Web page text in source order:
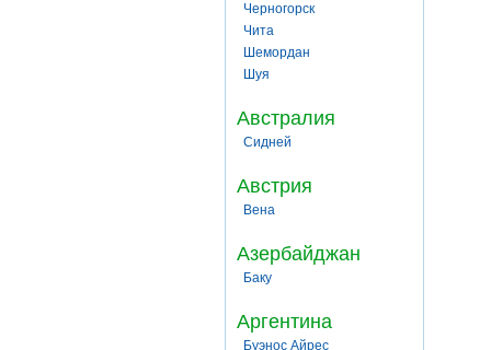
Черногорск
Чита
Шемордан
Шуя
Австралия
Сидней
Австрия
Вена
Азербайджан
Баку
Аргентина
Буэнос Айрес